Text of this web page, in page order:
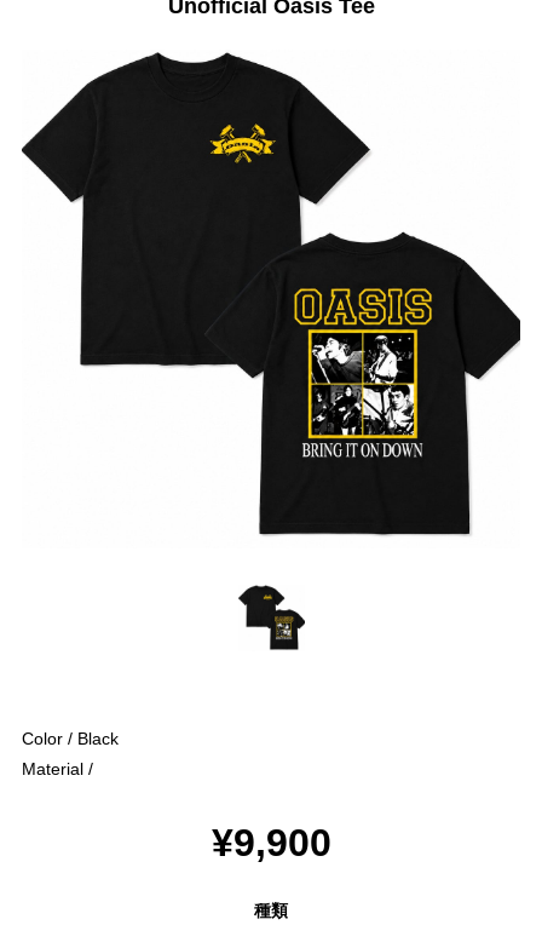
Unofficial Oasis Tee
Color / Black
Material /
¥9,900
種類